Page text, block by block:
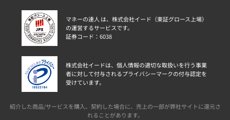
マネーの達人 は、株式会社イード（東証グロース上場）
の運営するサービスです。
証券コード：6038
株式会社イードは、個人情報の適切な取扱いを行う事業
者に対して付与されるプライバシーマークの付与認定を
受けています。
紹介した商品/サービスを購入、契約した場合に、売上の一部が弊社サイトに還元さ
れることがあります。